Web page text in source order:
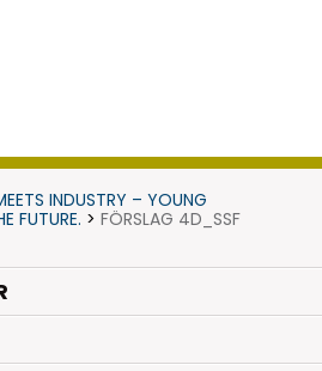
INDUSTRY – YOUNG
FUTURE. > FÖRSLAG 4D_SSF